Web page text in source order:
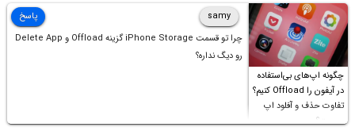
چگونه اپ‌های بی‌استفاده
در آیفون را Offload کنیم؟
تفاوت حذف و آفلود اپ
چیست؟
samy
چرا تو قسمت iPhone Storage گزینه Offload و Delete App
رو دیگ نداره؟
پاسخ